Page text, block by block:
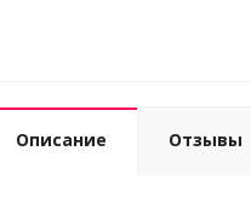
Описание Отзывы